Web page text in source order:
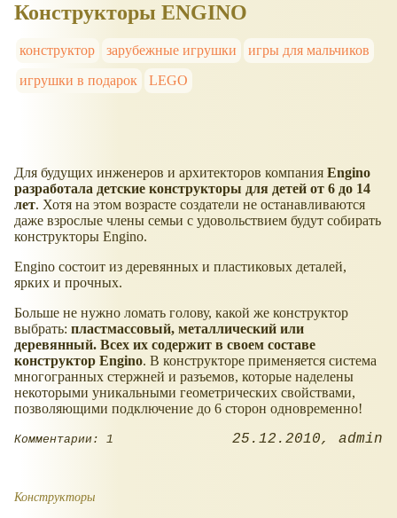
Конструкторы ENGINO
конструктор зарубежные игрушки
игры для мальчиков
игрушки в подарок
LEGO
Для будущих инженеров и архитекторов компания Engino
разработала детские конструкторы для детей от 6 до 14
лет. Хотя на этом возрасте создатели не останавливаются
даже взрослые члены семьи с удовольствием будут собирать
конструкторы Engino.
Engino состоит из деревянных и пластиковых деталей,
ярких и прочных.
Больше не нужно ломать голову, какой же конструктор
выбрать: пластмассовый, металлический или
деревянный. Всех их содержит в своем составе
конструктор Engino. В конструкторе применяется система
многогранных стержней и разъемов, которые наделены
некоторыми уникальными геометрических свойствами,
позволяющими подключение до 6 сторон одновременно!
Комментарии: 1 25.12.2010 admin
Конструкторы